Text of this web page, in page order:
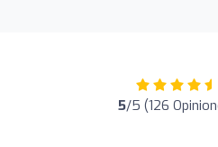
5/5 (126